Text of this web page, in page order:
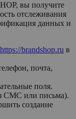
вы получите
отслеживания
данных и
https://brandshop.ru в
почта,
поля.
СМС или письма).
создание